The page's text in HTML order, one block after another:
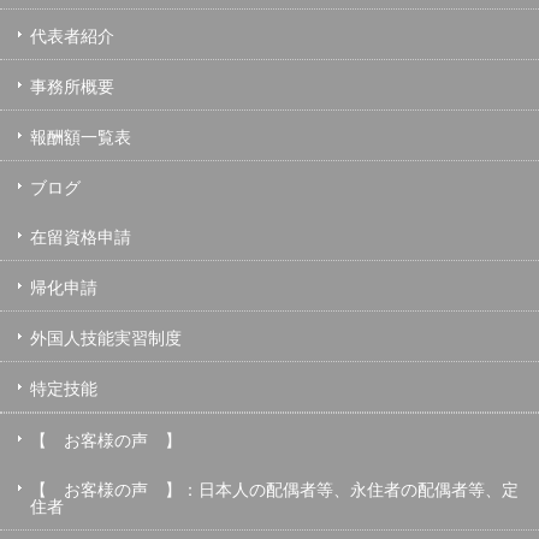
代表者紹介
事務所概要
報酬額一覧表
ブログ
在留資格申請
帰化申請
外国人技能実習制度
特定技能
【 お客様の声 】
【 お客様の声 】：日本人の配偶者等、永住者の配偶者等、定
住者